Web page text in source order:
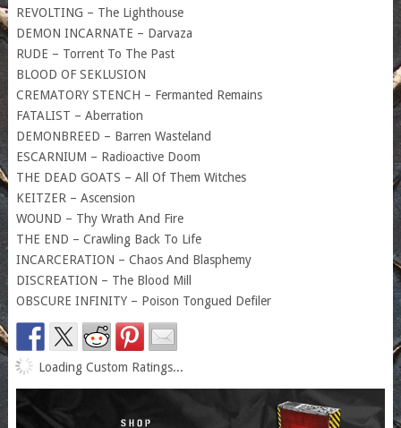
REVOLTING – The Lighthouse
DEMON INCARNATE – Darvaza
RUDE – Torrent To The Past
BLOOD OF SEKLUSION
CREMATORY STENCH – Fermanted Remains
FATALIST – Aberration
DEMONBREED – Barren Wasteland
ESCARNIUM – Radioactive Doom
THE DEAD GOATS – All Of Them Witches
KEITZER – Ascension
WOUND – Thy Wrath And Fire
THE END – Crawling Back To Life
INCARCERATION – Chaos And Blasphemy
DISCREATION – The Blood Mill
OBSCURE INFINITY – Poison Tongued Defiler
Loading Custom Ratings...